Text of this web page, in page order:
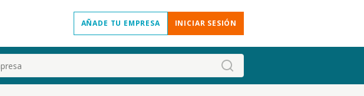
AÑADE TU EMPRESA INICIAR SESIÓN